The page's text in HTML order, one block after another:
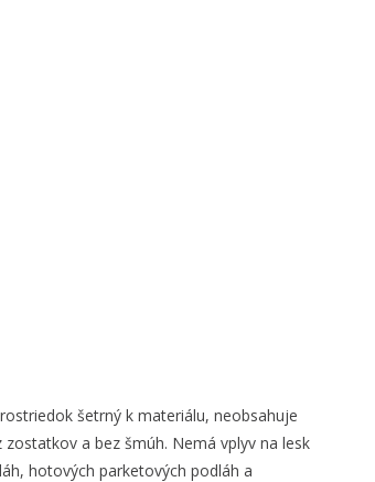
šetrný k materiálu, neobsahuje
a bez šmúh. Nemá vplyv na lesk
hotových parketových podláh a